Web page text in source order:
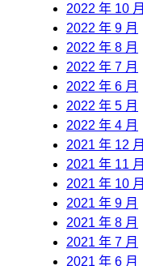
2022 年 10 月
2022 年 9 月
2022 年 8 月
2022 年 7 月
2022 年 6 月
2022 年 5 月
2022 年 4 月
2021 年 12 月
2021 年 11 月
2021 年 10 月
2021 年 9 月
2021 年 8 月
2021 年 7 月
2021 年 6 月